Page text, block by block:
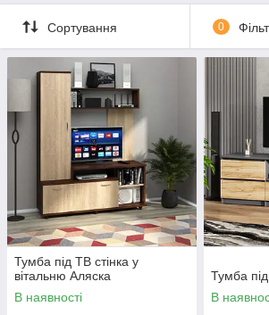
Сортування 0
Тумба під ТВ стінка у
вітальню Аляска
В наявності
Тумба
В